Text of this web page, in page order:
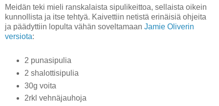
Meidän teki mieli ranskalaista sipulikeittoa, sellaista oikein
kunnollista ja itse tehtyä. Kaivettiin netistä erinäisiä ohjeita
ja päädyttiin lopulta vähän soveltamaan Jamie Oliverin
versiota:
2 punasipulia
2 shalottisipulia
30g voita
2rkl vehnäjauhoja